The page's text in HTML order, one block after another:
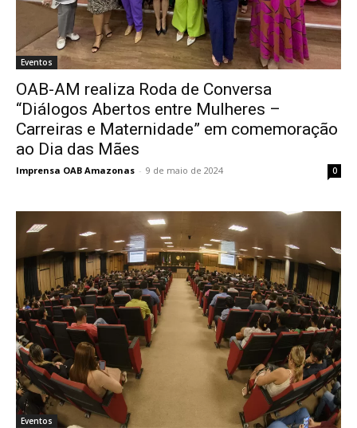
Eventos
OAB-AM realiza Roda de Conversa
“Diálogos Abertos entre Mulheres –
Carreiras e Maternidade” em comemoração
ao Dia das Mães
Imprensa OAB Amazonas - 9 de maio de 2024 0
Eventos